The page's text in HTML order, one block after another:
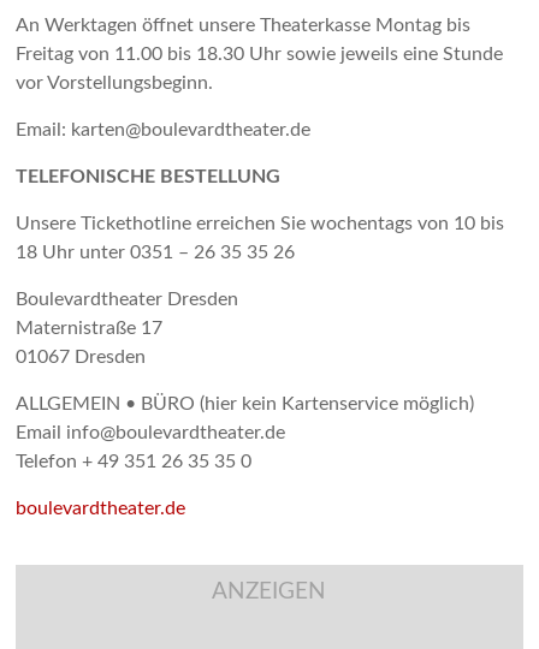
An Werktagen öffnet unsere Theaterkasse Montag bis
Freitag von 11.00 bis 18.30 Uhr sowie jeweils eine Stunde
vor Vorstellungsbeginn.
Email: karten@boulevardtheater.de
TELEFONISCHE BESTELLUNG
Unsere Tickethotline erreichen Sie wochentags von 10 bis
18 Uhr unter 0351 – 26 35 35 26
Boulevardtheater Dresden
Maternistraße 17
01067 Dresden
ALLGEMEIN • BÜRO (hier kein Kartenservice möglich)
Email info@boulevardtheater.de
Telefon + 49 351 26 35 35 0
boulevardtheater.de
ANZEIGEN